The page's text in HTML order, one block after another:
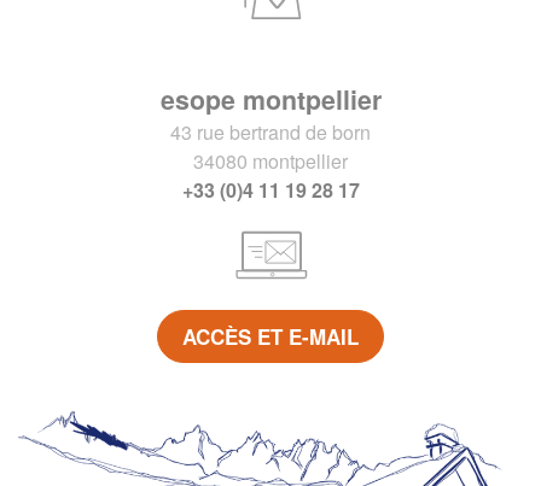
esope montpellier
43 rue bertrand de born
34080 montpellier
+33 (0)4 11 19 28 17
ACCÈS ET E-MAIL